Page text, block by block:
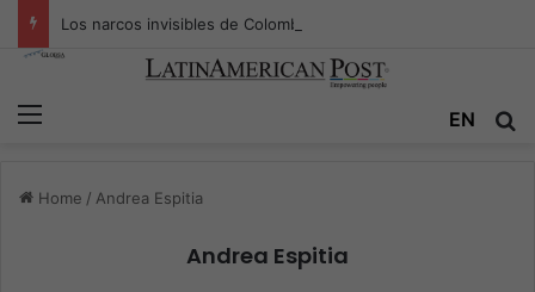
EN
Home / Andrea Espitia
Andrea Espitia